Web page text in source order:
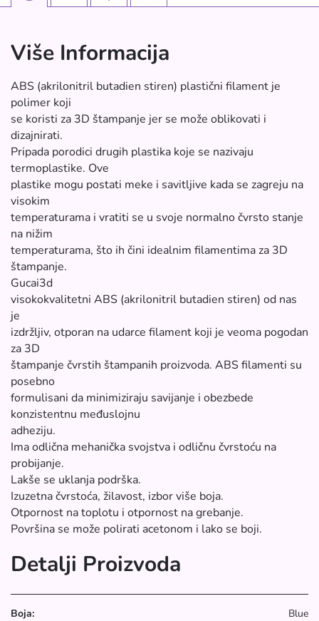
Više Informacija
ABS (akrilonitril butadien stiren) plastični filament je
polimer koji
se koristi za 3D štampanje jer se može oblikovati i
dizajnirati.
Pripada porodici drugih plastika koje se nazivaju
termoplastike. Ove
plastike mogu postati meke i savitljive kada se zagreju na
visokim
temperaturama i vratiti se u svoje normalno čvrsto stanje
na nižim
temperaturama, što ih čini idealnim filamentima za 3D
štampanje.
Gucai3d
visokokvalitetni ABS (akrilonitril butadien stiren) od nas
je
izdržljiv, otporan na udarce filament koji je veoma pogodan
za 3D
štampanje čvrstih štampanih proizvoda. ABS filamenti su
posebno
formulisani da minimiziraju savijanje i obezbede
konzistentnu međuslojnu
adheziju.
Ima odlična mehanička svojstva i odličnu čvrstoću na
probijanje.
Lakše se uklanja podrška.
Izuzetna čvrstoća, žilavost, izbor više boja.
Otpornost na toplotu i otpornost na grebanje.
Površina se može polirati acetonom i lako se boji.
Detalji Proizvoda
Boja: Blue